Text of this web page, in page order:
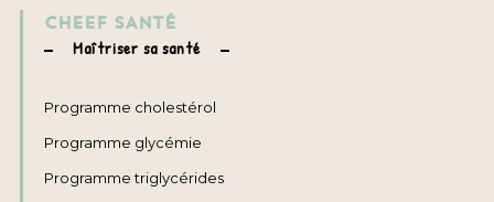
CHEEF SANTÉ
Maîtriser sa santé
Programme cholestérol
Programme glycémie
Programme triglycérides